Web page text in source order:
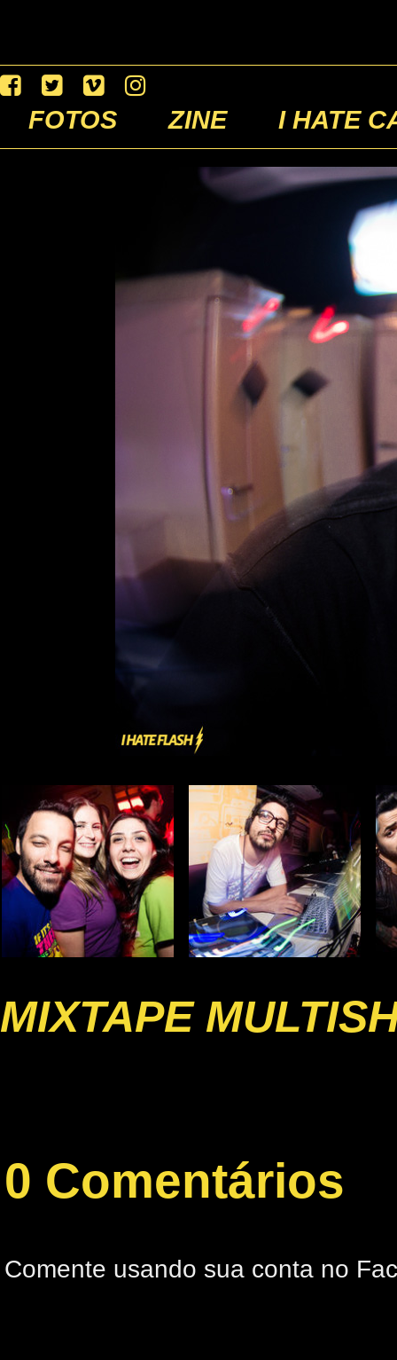
FOTOS ZINE I HATE
MIXTAPE
0 Comentários
Comente usando sua conta no